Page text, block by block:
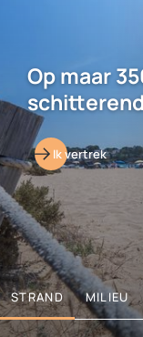
STRAND MILIEU
Op maar
Ik vertrek